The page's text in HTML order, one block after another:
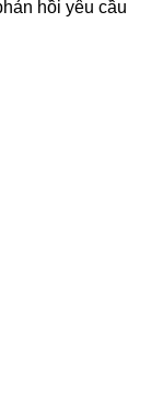
hồi yêu cầu